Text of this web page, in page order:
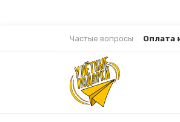
Частые вопросы Оплата